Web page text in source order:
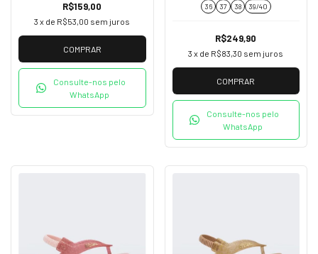
R$159,00
3 x de R$53,00 sem juros
COMPRAR
Consulte-nos pelo
WhatsApp
36 37 38 39/40
R$249,90
3 x de R$83,30 sem juros
COMPRAR
Consulte-nos pelo
WhatsApp